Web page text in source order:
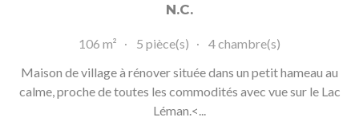
N.C.
106 m² 5 pièce(s)
4 chambre(s)
Maison de village à rénover située dans un petit hameau au
calme, proche de toutes les commodités avec vue sur le Lac
Léman.<...